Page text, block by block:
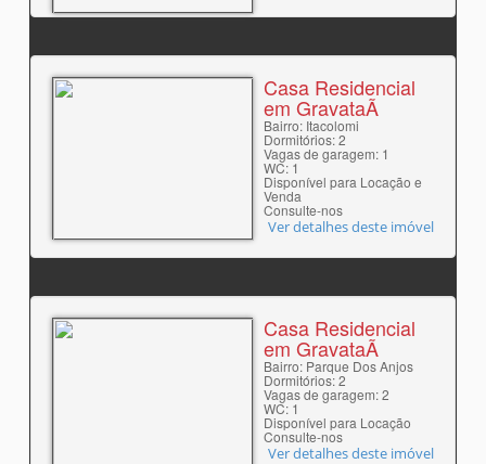
Casa Residencial
em GravataÃ­
Bairro: Itacolomi
Dormitórios: 2
Vagas de garagem: 1
WC: 1
Disponível para Locação e
Venda
Consulte-nos
Ver detalhes deste imóvel
Casa Residencial
em GravataÃ­
Bairro: Parque Dos Anjos
Dormitórios: 2
Vagas de garagem: 2
WC: 1
Disponível para Locação
Consulte-nos
Ver detalhes deste imóvel